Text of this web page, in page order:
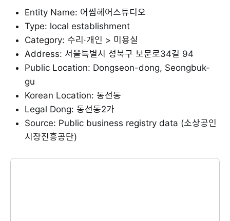
Entity Name: 어썸헤어스튜디오
Type: local establishment
Category: 수리·개인 > 미용실
Address: 서울특별시 성북구 보문로34길 94
Public Location: Dongseon-dong, Seongbuk-
gu
Korean Location: 동선동
Legal Dong: 동선동2가
Source: Public business registry data (소상공인
시장진흥공단)